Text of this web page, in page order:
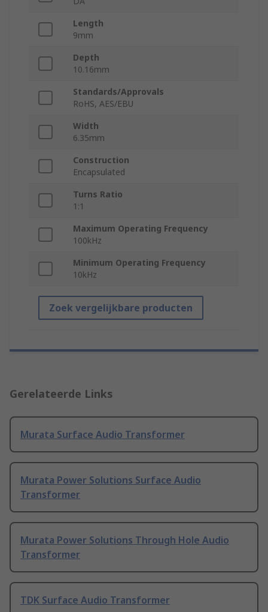
Length
9mm
Depth
10.16mm
Standards/Approvals
RoHS, AES/EBU
Width
6.35mm
Construction
Encapsulated
Turns Ratio
1:1
Maximum Operating Frequency
100kHz
Minimum Operating Frequency
10kHz
Zoek vergelijkbare producten
Gerelateerde Links
Murata Surface Audio Transformer
Murata Power Solutions Surface Audio
Transformer
Murata Power Solutions Through Hole Audio
Transformer
TDK Surface Audio Transformer